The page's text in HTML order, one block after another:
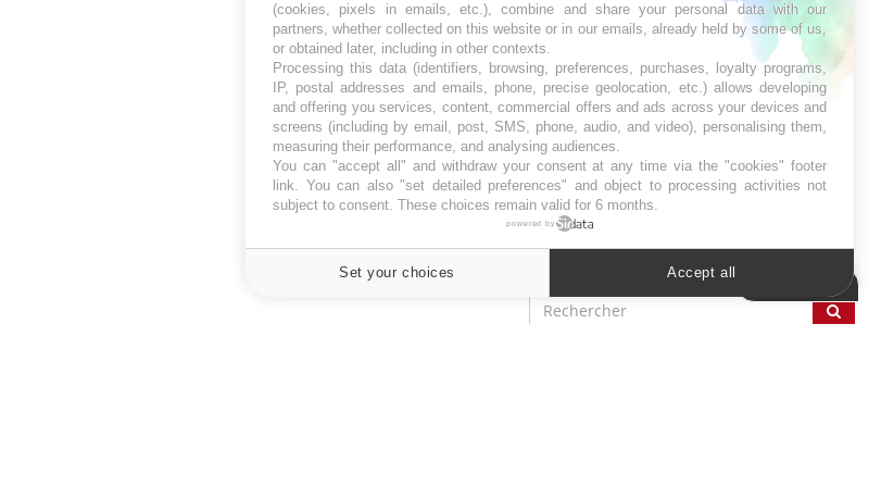
SYMPTÔMES
Douleurs de l’avant-pied :
des métatarsalgies à 90 %
(cookies, pixels in emails, etc.), combine and share your personal data with our
partners, whether collected on this website or in our emails, already held by some of us,
or obtained later, including in other contexts.
Processing this data (identifiers, browsing, preferences, purchases, loyalty programs,
IP, postal addresses and emails, phone, precise geolocation, etc.) allows developing
and offering you services, content, commercial offers and ads across your devices and
screens (including by email, post, SMS, phone, audio, and video), personalising them,
measuring their performance, and analysing audiences.
You can "accept all" and withdraw your consent at any time via the "cookies" footer
link. You can also "set detailed preferences" and object to processing activities not
subject to consent. These choices remain valid for 6 months.
powered by
Set your choices Accept all